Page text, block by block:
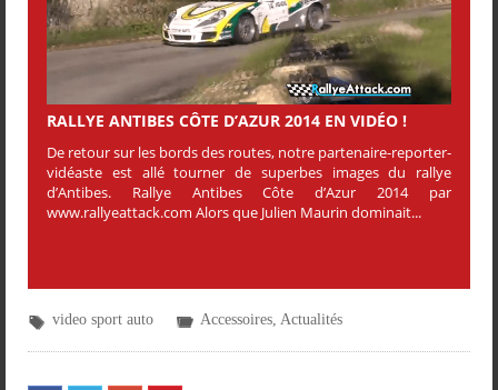
RALLYE ANTIBES CÔTE D’AZUR 2014 EN VIDÉO !
De retour sur les bords des routes, notre partenaire-reporter-
vidéaste est allé tourner de superbes images du rallye
d’Antibes. Rallye Antibes Côte d’Azur 2014 par
www.rallyeattack.com Alors que Julien Maurin dominait...
video sport auto Accessoires Actualités